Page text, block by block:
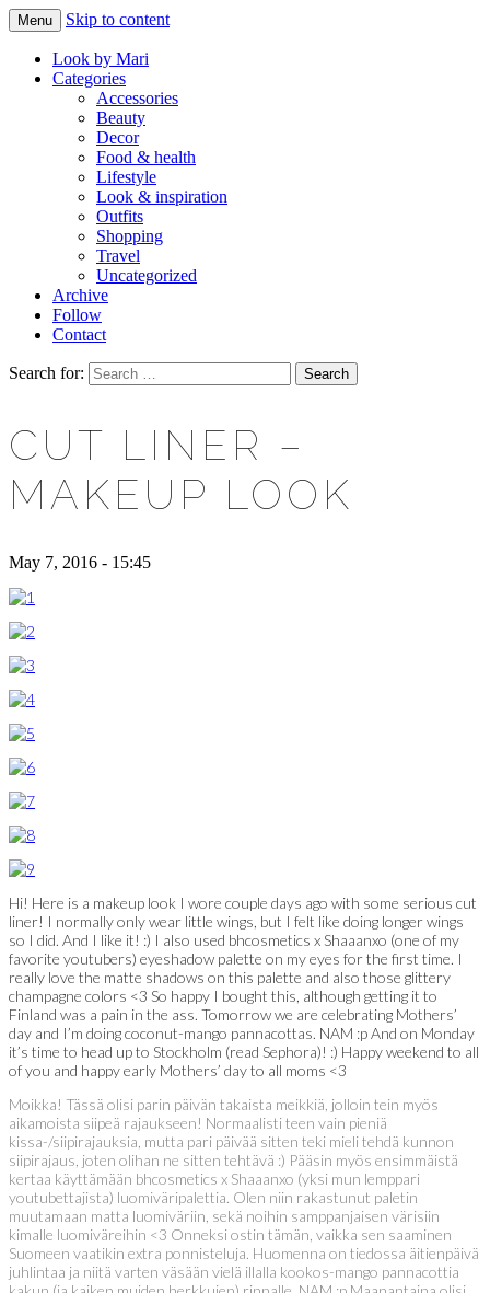
LOOK BY MARI
Makeup & beauty blog
Menu Skip to content
Look by Mari
Categories
Accessories
Beauty
Decor
Food & health
Lifestyle
Look & inspiration
Outfits
Shopping
Travel
Uncategorized
Archive
Follow
Contact
Search for:
CUT LINER –
MAKEUP LOOK
May 7, 2016 - 15:45
Hi! Here is a makeup look I wore couple days ago with some serious cut
liner! I normally only wear little wings, but I felt like doing longer wings
so I did. And I like it! :) I also used bhcosmetics x Shaaanxo (one of my
favorite youtubers) eyeshadow palette on my eyes for the first time. I
really love the matte shadows on this palette and also those glittery
champagne colors <3 So happy I bought this, although getting it to
Finland was a pain in the ass. Tomorrow we are celebrating Mothers’
day and I’m doing coconut-mango pannacottas. NAM :p And on Monday
it’s time to head up to Stockholm (read Sephora)! :) Happy weekend to all
of you and happy early Mothers’ day to all moms <3
Moikka! Tässä olisi parin päivän takaista meikkiä, jolloin tein myös
aikamoista siipeä rajaukseen! Normaalisti teen vain pieniä
kissa-/siipirajauksia, mutta pari päivää sitten teki mieli tehdä kunnon
siipirajaus, joten olihan ne sitten tehtävä :) Pääsin myös ensimmäistä
kertaa käyttämään bhcosmetics x Shaaanxo (yksi mun lemppari
youtubettajista) luomiväripalettia. Olen niin rakastunut paletin
muutamaan matta luomiväriin, sekä noihin samppanjaisen värisiin
kimalle luomiväreihin <3 Onneksi ostin tämän, vaikka sen saaminen
Suomeen vaatikin extra ponnisteluja. Huomenna on tiedossa äitienpäivä
juhlintaa ja niitä varten väsään vielä illalla kookos-mango pannacottia